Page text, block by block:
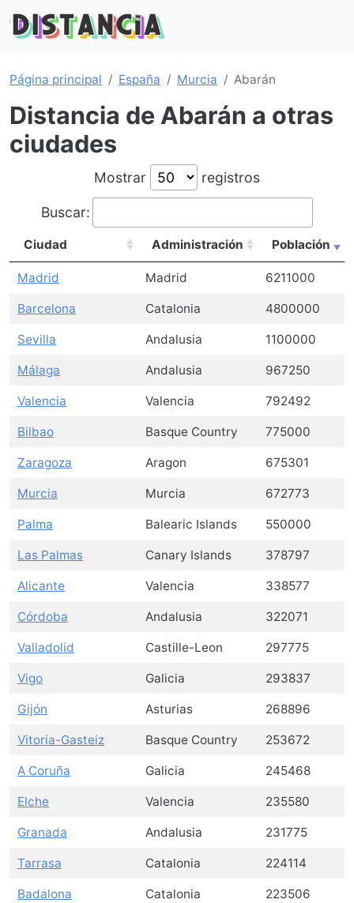
Página principal España Murcia Abarán
Distancia de Abarán a otras
ciudades
Mostrar registros
Buscar:
Ciudad Administración Población
Madrid Madrid 6211000
Barcelona Catalonia 4800000
Sevilla Andalusia 1100000
Málaga Andalusia 967250
Valencia Valencia 792492
Bilbao Basque Country 775000
Zaragoza Aragon 675301
Murcia Murcia 672773
Palma Balearic Islands 550000
Las Palmas Canary Islands 378797
Alicante Valencia 338577
Córdoba Andalusia 322071
Valladolid Castille-Leon 297775
Vigo Galicia 293837
Gijón Asturias 268896
Vitoria-Gasteiz Basque Country 253672
A Coruña Galicia 245468
Elche Valencia 235580
Granada Andalusia 231775
Tarrasa Catalonia 224114
Badalona Catalonia 223506